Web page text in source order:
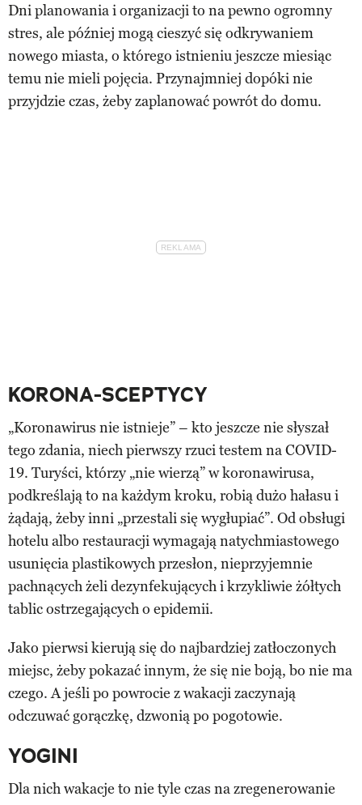
Dni planowania i organizacji to na pewno ogromny
stres, ale później mogą cieszyć się odkrywaniem
nowego miasta, o którego istnieniu jeszcze miesiąc
temu nie mieli pojęcia. Przynajmniej dopóki nie
przyjdzie czas, żeby zaplanować powrót do domu.
KORONA-SCEPTYCY
„Koronawirus nie istnieje” – kto jeszcze nie słyszał
tego zdania, niech pierwszy rzuci testem na COVID-
19. Turyści, którzy „nie wierzą” w koronawirusa,
podkreślają to na każdym kroku, robią dużo hałasu i
żądają, żeby inni „przestali się wygłupiać”. Od obsługi
hotelu albo restauracji wymagają natychmiastowego
usunięcia plastikowych przesłon, nieprzyjemnie
pachnących żeli dezynfekujących i krzykliwie żółtych
tablic ostrzegających o epidemii.
Jako pierwsi kierują się do najbardziej zatłoczonych
miejsc, żeby pokazać innym, że się nie boją, bo nie ma
czego. A jeśli po powrocie z wakacji zaczynają
odczuwać gorączkę, dzwonią po pogotowie.
YOGINI
Dla nich wakacje to nie tyle czas na zregenerowanie